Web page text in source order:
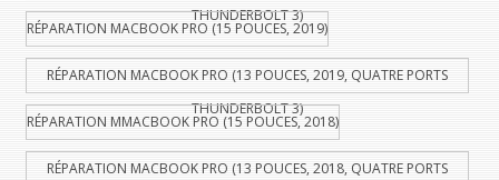
THUNDERBOLT 3)
RÉPARATION MACBOOK PRO (15 POUCES, 2019)
RÉPARATION MACBOOK PRO (13 POUCES, 2019, QUATRE PORTS
THUNDERBOLT 3)
RÉPARATION MMACBOOK PRO (15 POUCES, 2018)
RÉPARATION MACBOOK PRO (13 POUCES, 2018, QUATRE PORTS